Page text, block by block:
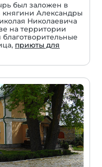
был заложен в
княгини Александры
Николаевича
на территории
приюты для